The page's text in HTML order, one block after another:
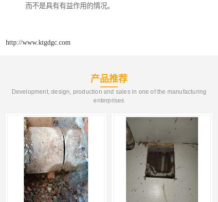
而不是具有有益作用的情况。
http://www.ktgdgc.com
产品推荐
Development, design, production and sales in one of the manufacturing
enterprises